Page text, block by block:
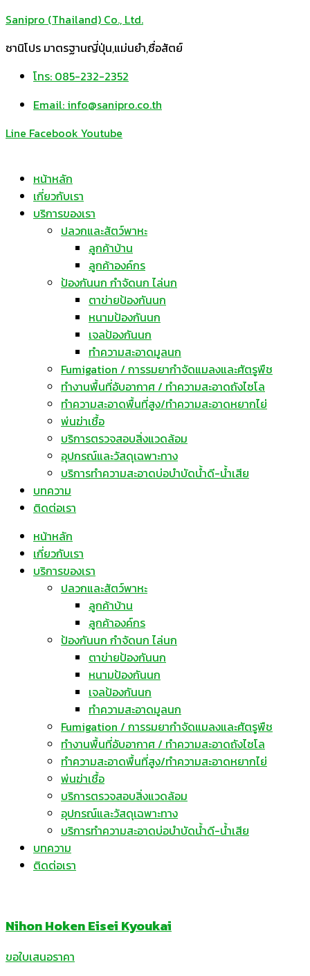
Sanipro (Thailand) Co., Ltd.
ซานิโปร มาตรฐานญี่ปุ่น,แม่นยำ,ซื่อสัตย์
โทร: 085-232-2352
Email: info@sanipro.co.th
Line Facebook Youtube
หน้าหลัก
เกี่ยวกับเรา
บริการของเรา
ปลวกและสัตว์พาหะ
ลูกค้าบ้าน
ลูกค้าองค์กร
ป้องกันนก กำจัดนก ไล่นก
ตาข่ายป้องกันนก
หนามป้องกันนก
เจลป้องกันนก
ทำความสะอาดมูลนก
Fumigation / การรมยากำจัดแมลงและศัตรูพืช
ทำงานพื้นที่อับอากาศ / ทำความสะอาดถังไซโล
ทำความสะอาดพื้นที่สูง/ทำความสะอาดหยากไย่
พ่นฆ่าเชื้อ
บริการตรวจสอบสิ่งแวดล้อม
อุปกรณ์และวัสดุเฉพาะทาง
บริการทำความสะอาดบ่อบำบัดน้ำดี-น้ำเสีย
บทความ
ติดต่อเรา
หน้าหลัก
เกี่ยวกับเรา
บริการของเรา
ปลวกและสัตว์พาหะ
ลูกค้าบ้าน
ลูกค้าองค์กร
ป้องกันนก กำจัดนก ไล่นก
ตาข่ายป้องกันนก
หนามป้องกันนก
เจลป้องกันนก
ทำความสะอาดมูลนก
Fumigation / การรมยากำจัดแมลงและศัตรูพืช
ทำงานพื้นที่อับอากาศ / ทำความสะอาดถังไซโล
ทำความสะอาดพื้นที่สูง/ทำความสะอาดหยากไย่
พ่นฆ่าเชื้อ
บริการตรวจสอบสิ่งแวดล้อม
อุปกรณ์และวัสดุเฉพาะทาง
บริการทำความสะอาดบ่อบำบัดน้ำดี-น้ำเสีย
บทความ
ติดต่อเรา
Nihon Hoken Eisei Kyoukai
ขอใบเสนอราคา